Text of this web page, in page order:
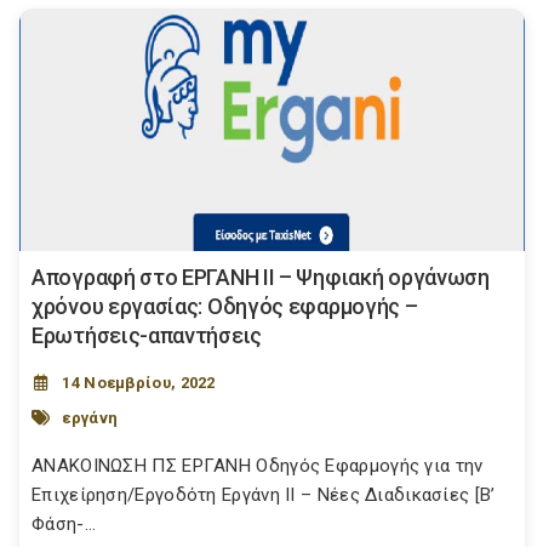
Απογραφή στο ΕΡΓΑΝΗ ΙΙ – Ψηφιακή οργάνωση
χρόνου εργασίας: Οδηγός εφαρμογής –
Ερωτήσεις-απαντήσεις
14 Νοεμβρίου, 2022
εργάνη
ΑΝΑΚΟΙΝΩΣΗ ΠΣ ΕΡΓΑΝΗ Οδηγός Εφαρμογής για την
Επιχείρηση/Εργοδότη Εργάνη ΙΙ – Νέες Διαδικασίες [Β’
Φάση-...